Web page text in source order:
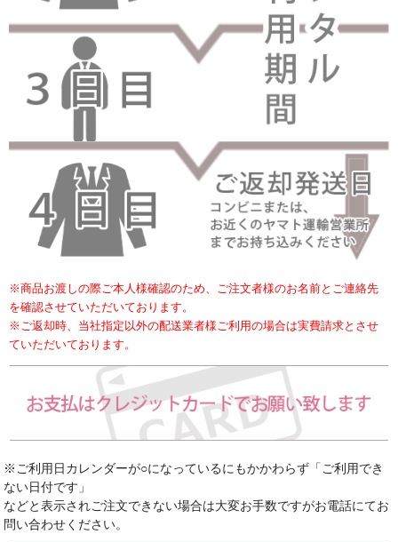
※商品お渡しの際ご本人様確認のため、ご注文者様のお名前とご連絡先
を確認させていただいております。
※ご返却時、当社指定以外の配送業者様ご利用の場合は実費請求とさせ
ていただいております。
※ご利用日カレンダーが○になっているにもかかわらず「ご利用でき
ない日付です」
などと表示されご注文できない場合は大変お手数ですがお電話にてお
問い合わせください。